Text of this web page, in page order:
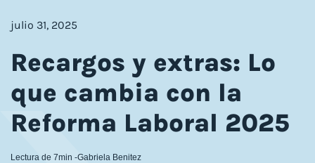
julio 31, 2025
Recargos y extras: Lo
que cambia con la
Reforma Laboral 2025
Gabriela Benitez
Lectura de 7min -